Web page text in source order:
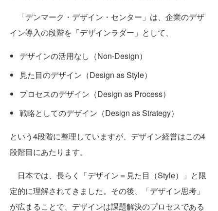
「デンマーク・デザイン・センター」は、企業のデザ
イン導入の段階を「デザインラダー」として、
デザインの活用なし（Non-Design）
見た目のデザイン（Design as Style）
プロセスのデザイン（Design as Process）
戦略としてのデザイン（Design as Strategy）
という4段階に整理していますが、デザイン経営はこの4
段階目にあたります。
日本では、長らく「デザイン＝見た目（Style）」と限
定的に理解されてきました。その後、「デザイン思考」
が広まることで、デザインは課題解決のプロセスである